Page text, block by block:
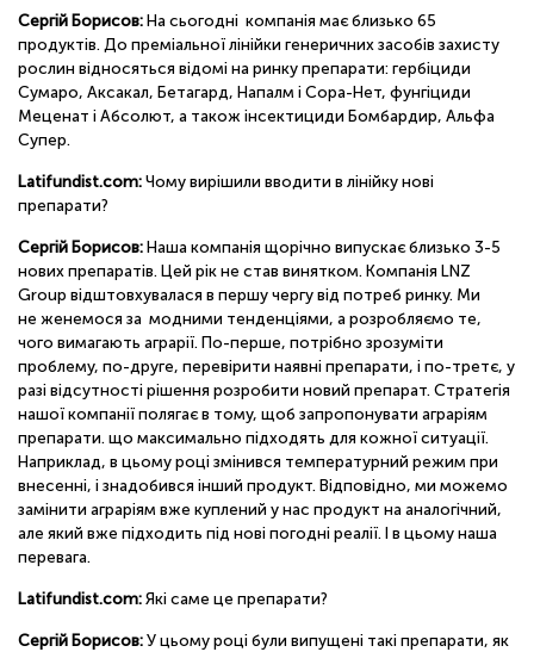
Сергій Борисов:На сьогодні компанія має близько 65
продуктів. До преміальної лінійки генеричних засобів захисту
рослин відносяться відомі на ринку препарати: гербіциди
Сумаро, Аксакал, Бетагард, Напалм і Сора-Нет, фунгіциди
Меценат і Абсолют, а також інсектициди Бомбардир, Альфа
Супер.
Latifundist.com:Чому вирішили вводити в лінійку нові
препарати?
Сергій Борисов:Наша компанія щорічно випускає близько 3-5
нових препаратів. Цей рік не став винятком. Компанія LNZ
Group відштовхувалася в першу чергу від потреб ринку. Ми
не женемося за модними тенденціями, а розробляємо те,
чого вимагають аграрії. По-перше, потрібно зрозуміти
проблему, по-друге, перевірити наявні препарати, і по-третє, у
разі відсутності рішення розробити новий препарат. Стратегія
нашої компанії полягає в тому, щоб запропонувати аграріям
препарати. що максимально підходять для кожної ситуації.
Наприклад, в цьому році змінився температурний режим при
внесенні, і знадобився інший продукт. Відповідно, ми можемо
замінити аграріям вже куплений у нас продукт на аналогічний,
але який вже підходить під нові погодні реалії. І в цьому наша
перевага.
Latifundist.com:Які саме це препарати?
Сергій Борисов:У цьому році були випущені такі препарати, як